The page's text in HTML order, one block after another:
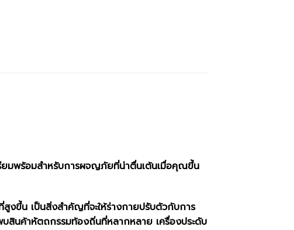
ยมพร้อมสำหรับการผจญภัยที่น่าตื่นเต้นเมื่อคุณขึ้น
งขึ้น เป็นสิ่งสำคัญที่จะให้ร่างกายปรับตัวกับการ
สินค้าหัตถกรรมท้องถิ่นที่หลากหลาย เครื่องประดับ